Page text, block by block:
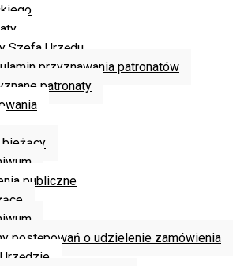
Szefa Urzędu
przyznawania patronatów
patronaty
bieżący
publiczne
postępowań o udzielenie zamówienia